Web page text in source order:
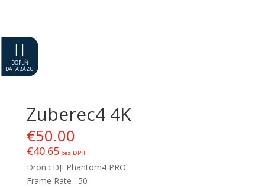

DOPLŇ
DATABÁZU
Zuberec4 4K
€50.00
€40.65bez DPH
Dron : DJI Phantom4 PRO
Frame Rate : 50